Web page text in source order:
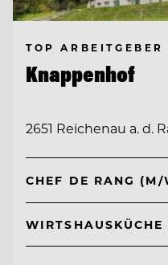
TOP ARBEITGEBER
Knappenhof
2651 Reichenau a. d.
CHEF DE RANG